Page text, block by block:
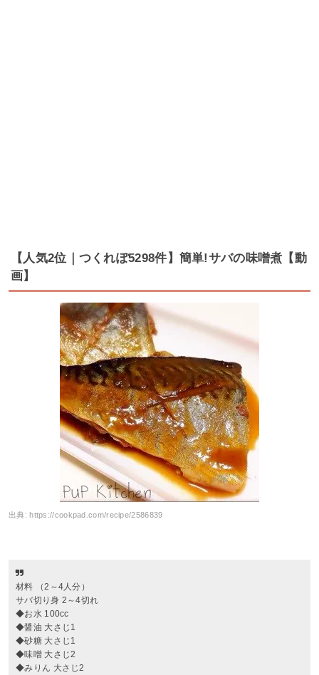
【人気2位｜つくれぽ5298件】簡単!サバの味噌煮【動
画】
出典:https://cookpad.com/recipe/2586839
材料 （2～4人分）
サバ切り身 2～4切れ
◆お水 100cc
◆醤油 大さじ1
◆砂糖 大さじ1
◆味噌 大さじ2
◆みりん 大さじ2